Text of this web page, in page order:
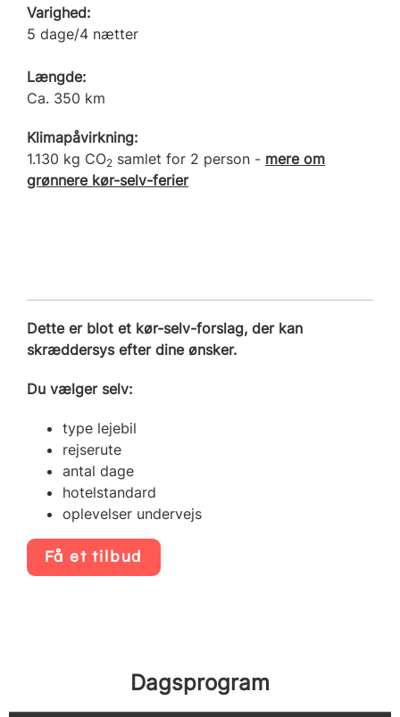
Varighed:
5 dage/4 nætter
Længde:
Ca. 350 km
Klimapåvirkning:
1.130 kg CO2 samlet for 2 person - mere om
grønnere kør-selv-ferier
Dette er blot et kør-selv-forslag, der kan
skræddersys efter dine ønsker.
Du vælger selv:
type lejebil
rejserute
antal dage
hotelstandard
oplevelser undervejs
Få et tilbud
Dagsprogram